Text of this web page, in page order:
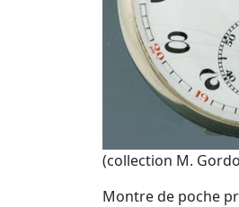
(collection M.
Montre de poche